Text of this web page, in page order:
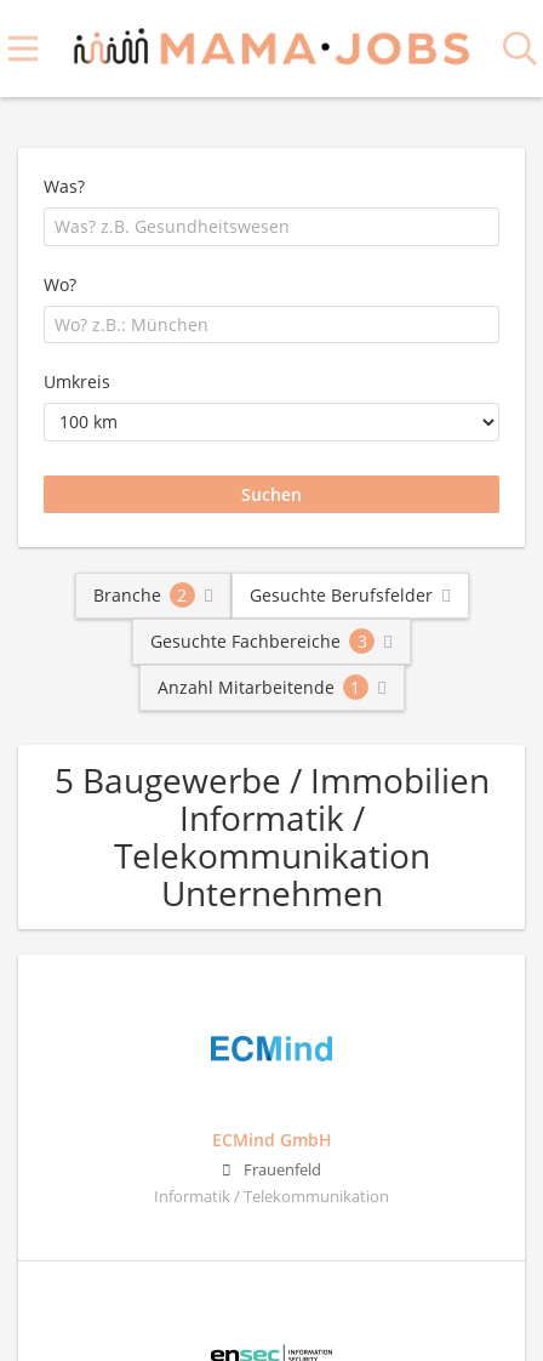
Was?
Wo?
Umkreis
Branche 2
Gesuchte Berufsfelder
Gesuchte Fachbereiche
3
Anzahl Mitarbeitende
1
5 Baugewerbe / Immobilien
Informatik /
Telekommunikation
Unternehmen
ECMind GmbH
Frauenfeld
Informatik / Telekommunikation